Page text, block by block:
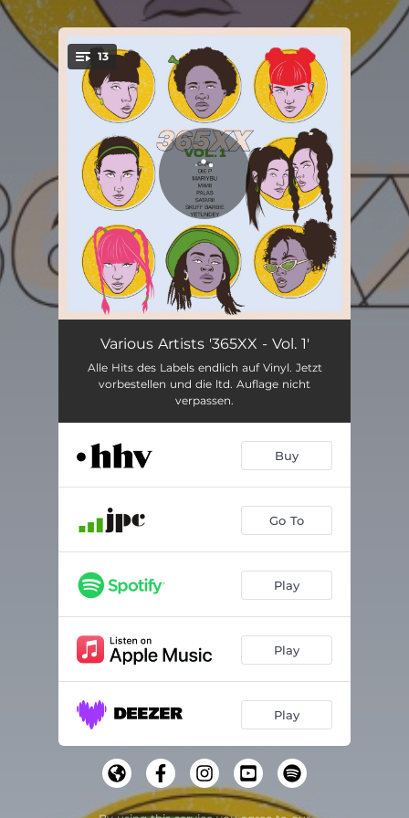
You're all set!
13
Intro 01:13
Vallah 02:41
Blüte 02:39
Who's That Girl 03:08
Stockfinster 02:37
April April - String Version 04:12
Lass sie warten
Gift 03:02
Billo Bo$$ Bit$ch 02:07
Crush 02:46
Various Artists '365XX - Vol. 1'
Alle Hits des Labels endlich auf Vinyl. Jetzt
vorbestellen und die ltd. Auflage nicht
verpassen.
Buy
Go To
Play
Play
Play
.